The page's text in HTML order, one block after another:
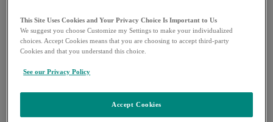
ROTATEQ
VAXNEUVANCE
VIROLOGIA
ISENTRESS
PRIVYMTRA
OUTROS PRODUTOS
submenu
This Site Uses Cookies and Your Privacy Choice Is Important to Us
We suggest you choose Customize my Settings to make your individualized
choices. Accept Cookies means that you are choosing to accept third-party
Cookies and that you understand this choice.
See our Privacy Policy
Accept Cookies